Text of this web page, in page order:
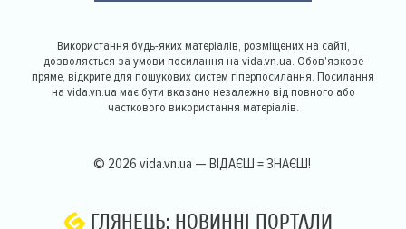
Використання будь-яких матеріалів, розміщених на сайті,
дозволяється за умови посилання на vida.vn.ua. Обов'язкове
пряме, відкрите для пошукових систем гіперпосилання. Посилання
на vida.vn.ua має бути вказано незалежно від повного або
часткового використання матеріалів.
© 2026 vida.vn.ua — ВІДАЄШ = ЗНАЄШ!
ГЛЯНЕЦЬ: НОВИННІ ПОРТАЛИ